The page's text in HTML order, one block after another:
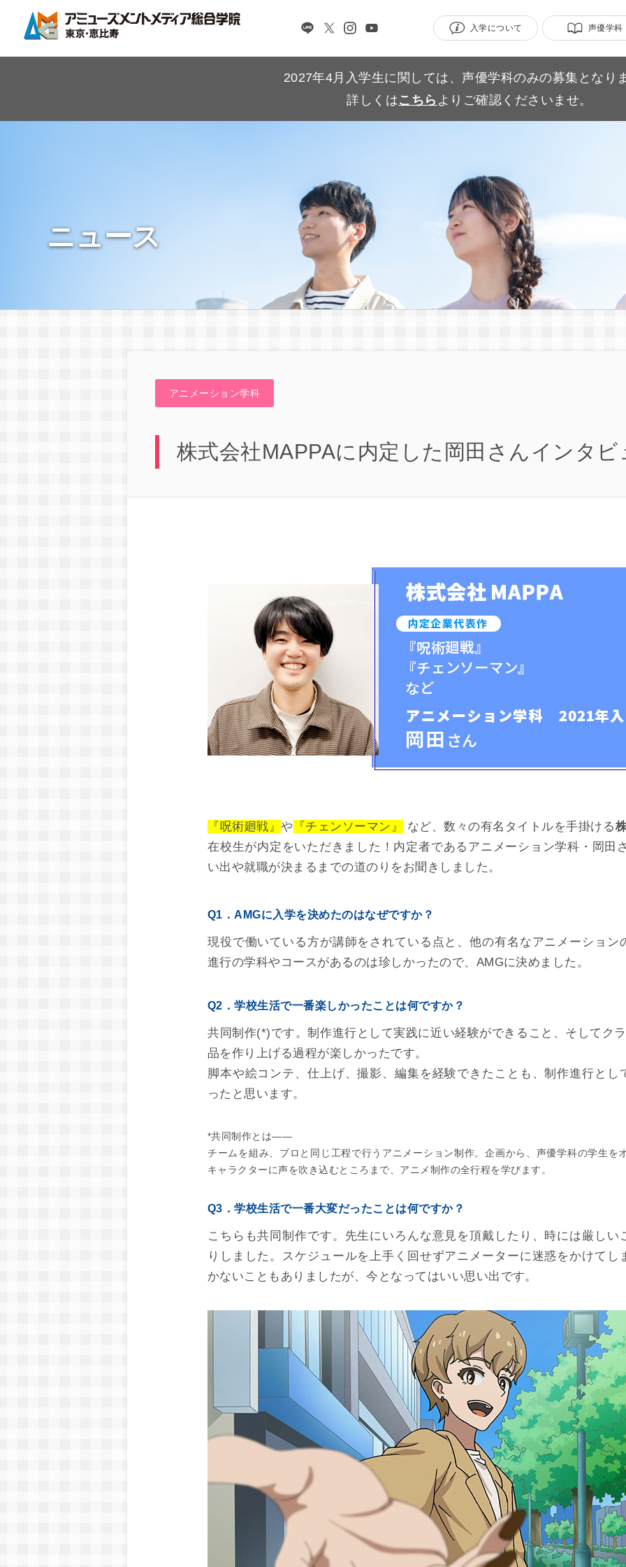
入学について 声優学科
2027年4月入学生に関しては、声優学科のみの募集となり
詳しくはこちら よりご確認くださいませ。
ニュース
アニメーション学科
株式会社MAPPAに内定した岡田さんインタビ
『呪術廻戦』や 『チェンソーマン』 など、数々の有名タイトルを手掛ける
在校生が内定をいただきました！内定者であるアニメーション学科・岡田
い出や就職が決まるまでの道のりをお聞きしました。
Q1．AMGに入学を決めたのはなぜですか？
現役で働いている方が講師をされている点と、他の有名なアニメーション
進行の学科やコースがあるのは珍しかったので、AMGに決めました。
Q2．学校生活で一番楽しかったことは何ですか？
共同制作(*)です。制作進行として実践に近い経験ができること、そしてク
品を作り上げる過程が楽しかったです。
脚本や絵コンテ、仕上げ、撮影、編集を経験できたことも、制作進行とし
ったと思います。
*共同制作とは――
チームを組み、プロと同じ工程で行うアニメーション制作。企画から、声優学科の学生を
キャラクターに声を吹き込むところまで、アニメ制作の全行程を学びます。
Q3．学校生活で一番大変だったことは何ですか？
こちらも共同制作です。先生にいろんな意見を頂戴したり、時には厳しい
りしました。スケジュールを上手く回せずアニメーターに迷惑をかけてし
かないこともありましたが、今となってはいい思い出です。